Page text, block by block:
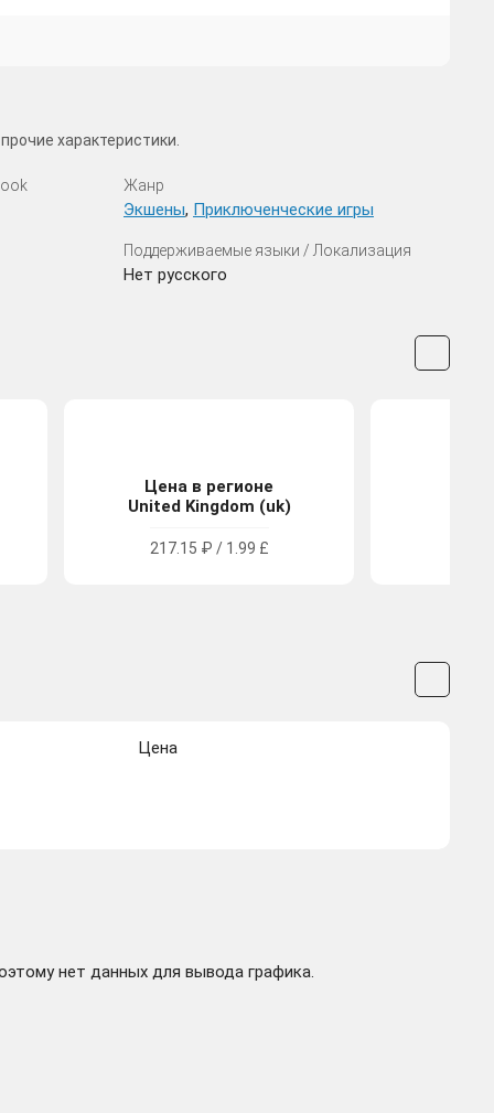
характеристики.
Жанр
Экшены, Приключенческие игры
Поддерживаемые языки / Локализация
Нет русского
Цена в регионе
United Kingdom (uk)
217.15 ₽ / 1.99 £
Цена
нет данных для вывода графика.